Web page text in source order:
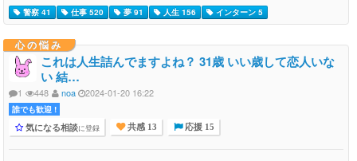
警察 41
仕事 520 夢 91 人生 156 インターン 5
心の悩み
これは人生詰んでますよね？ 31歳 いい歳して恋人いな
い 結…
1 448 noa 2024-01-20 16:22
誰でも歓迎 !
気になる相談に登録 共感 13 応援 15